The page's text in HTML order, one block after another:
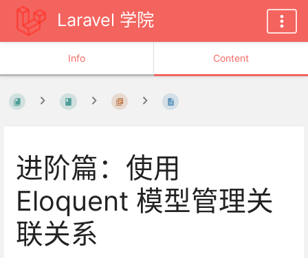
Laravel 学院
Info Content
进阶篇：使用
Eloquent 模型管理关
联关系